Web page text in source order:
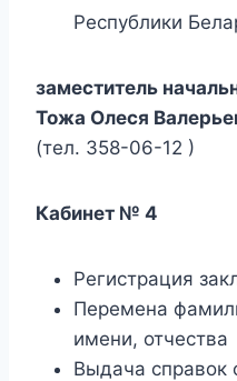
Республики
заместитель
Тожа Олеся
(тел. 358-06-12 )
Кабинет № 4
Регистрация
Перемена
имени, отчества
Выдача справок